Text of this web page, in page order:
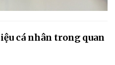
cá nhân trong quan